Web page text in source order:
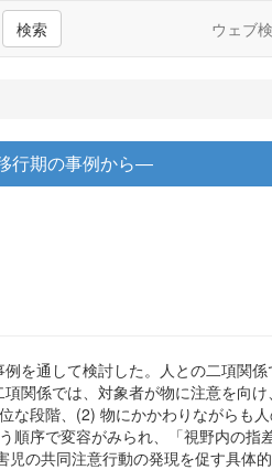
検索 ウェブ
行期の事例から―
を通して検討した。人との二項関
関係では、対象者が物に注意を向
な段階、(2) 物にかかわりながらも
順序で変容がみられ、「視野内の指
の共同注意行動の発現を促す具体